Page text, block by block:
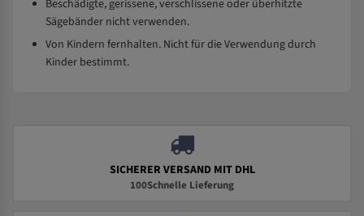
Beschädigte, gerissene, verschlissene oder überhitzte
Sägebänder nicht verwenden.
Von Kindern fernhalten. Nicht für die Verwendung durch
Kinder bestimmt.
SICHERER VERSAND MIT DHL
100Schnelle Lieferung